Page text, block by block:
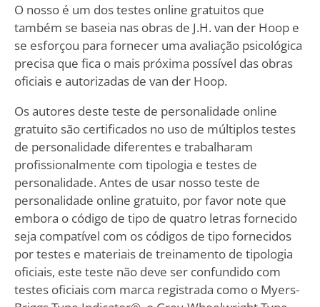
O nosso é um dos testes online gratuitos que
também se baseia nas obras de J.H. van der Hoop e
se esforçou para fornecer uma avaliação psicológica
precisa que fica o mais próxima possível das obras
oficiais e autorizadas de van der Hoop.
Os autores deste teste de personalidade online
gratuito são certificados no uso de múltiplos testes
de personalidade diferentes e trabalharam
profissionalmente com tipologia e testes de
personalidade. Antes de usar nosso teste de
personalidade online gratuito, por favor note que
embora o código de tipo de quatro letras fornecido
seja compatível com os códigos de tipo fornecidos
por testes e materiais de treinamento de tipologia
oficiais, este teste não deve ser confundido com
testes oficiais com marca registrada como o Myers-